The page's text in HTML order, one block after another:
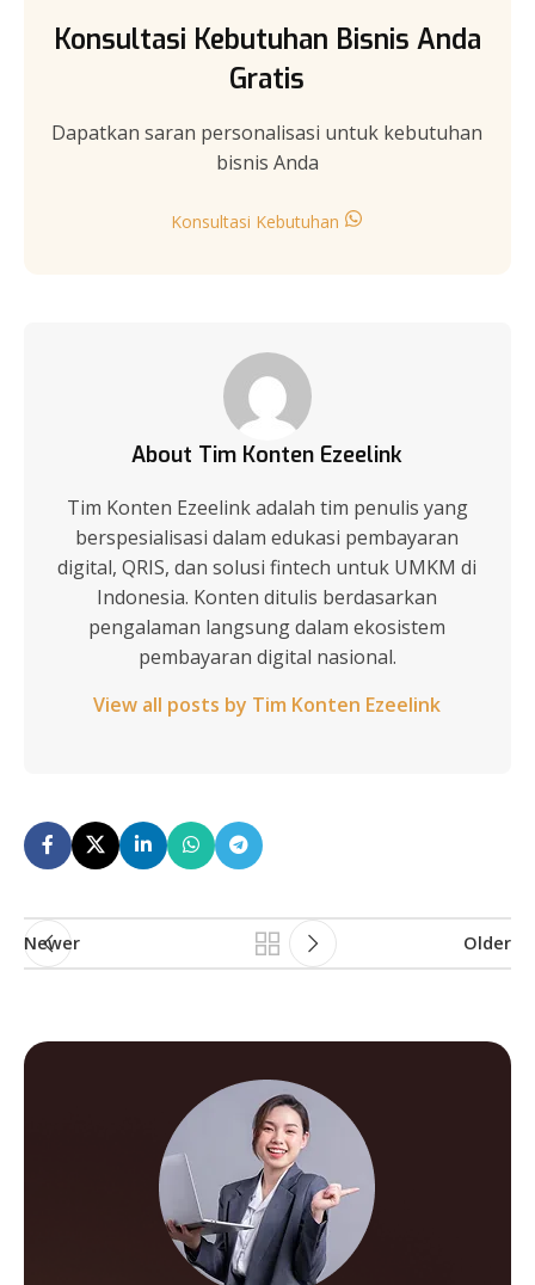
Konsultasi Kebutuhan Bisnis Anda
Gratis
Dapatkan saran personalisasi untuk kebutuhan
bisnis Anda
Konsultasi Kebutuhan
About Tim Konten Ezeelink
Tim Konten Ezeelink adalah tim penulis yang
berspesialisasi dalam edukasi pembayaran
digital, QRIS, dan solusi fintech untuk UMKM di
Indonesia. Konten ditulis berdasarkan
pengalaman langsung dalam ekosistem
pembayaran digital nasional.
View all posts by Tim Konten Ezeelink
Newer Older